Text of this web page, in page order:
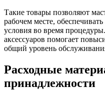
Такие товары позволяют
рабочем месте,
условия во время
аксессуаров помогает
общий уровень
Расходные
принадлежности